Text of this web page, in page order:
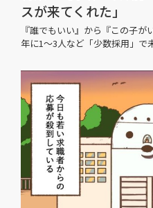
スが来てくれた」
『誰でもいい』から『この子が
年に1〜3人など「少数採用」で